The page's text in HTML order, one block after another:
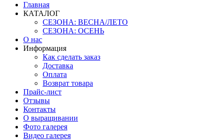
Главная
КАТАЛОГ
СЕЗОНА: ВЕСНА/ЛЕТО
СЕЗОНА: ОСЕНЬ
О нас
Информация
Как сделать заказ
Доставка
Оплата
Возврат товара
Прайс-лист
Отзывы
Контакты
О выращивании
Фото галерея
Видео галерея